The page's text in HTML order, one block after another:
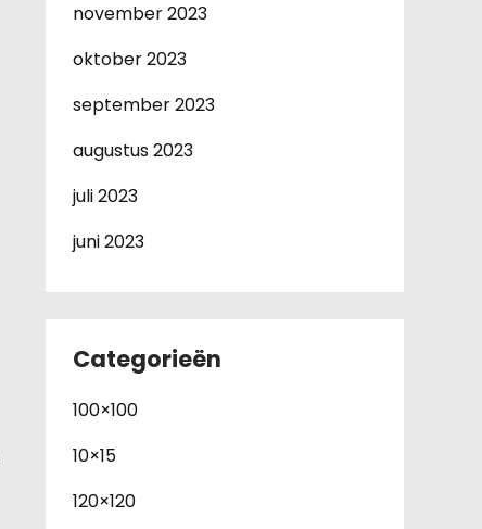
november 2023
oktober 2023
september 2023
augustus 2023
juli 2023
juni 2023
Categorieën
100×100
10×15
120×120